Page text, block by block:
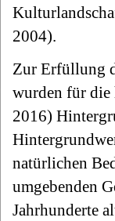
2004).
Zur Erfüllung
wurden für die
2016)
natürlichen
umgebenden
Jahrhunderte